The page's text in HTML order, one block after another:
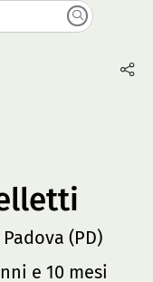
(PD)
e 10 mesi